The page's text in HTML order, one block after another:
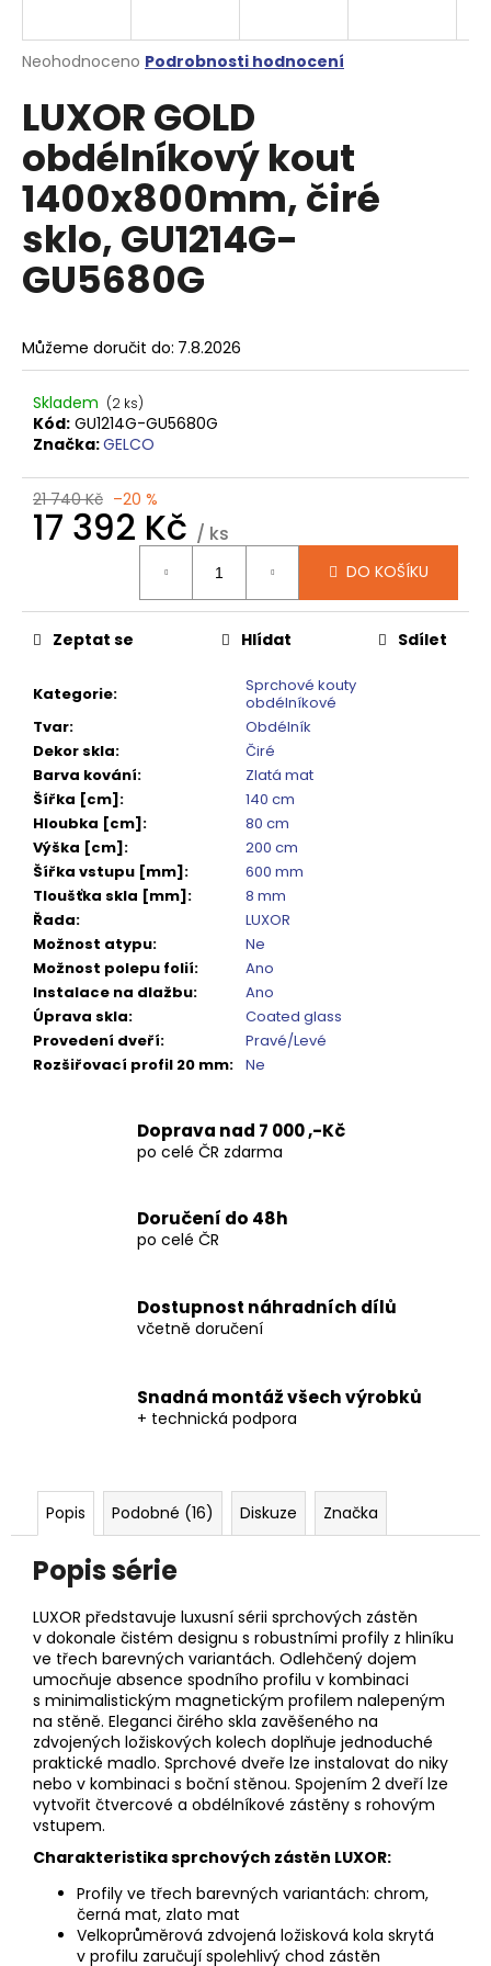
Průměrné
produktu
je
z
5
hvězdiček.
Neohodnoceno Podrobnosti hodnocení
LUXOR GOLD
obdélníkový kout
1400x800mm, čiré
sklo, GU1214G-
GU5680G
Můžeme doručit do: 7.8.2026
Skladem (2 ks)
Kód: GU1214G-GU5680G
Značka:GELCO
21 740 Kč –20 %
17 392 Kč / ks
DO KOŠÍKU
Kategorie:
Sprchové kouty
obdélníkové
Tvar:
Obdélník
Dekor skla:
Čiré
Barva kování:
Zlatá mat
Šířka [cm]:
140 cm
Hloubka [cm]:
80 cm
Výška [cm]:
200 cm
Šířka vstupu [mm]:
600 mm
Tloušťka skla [mm]:
8 mm
Řada:
LUXOR
Možnost atypu:
Ne
Možnost polepu folií:
Ano
Instalace na dlažbu:
Ano
Úprava skla:
Coated glass
Provedení dveří:
Pravé/Levé
Rozšiřovací profil 20 mm: Ne
Zeptat se Hlídat Sdílet
Doprava nad 7 000 ,-Kč
po celé ČR zdarma
Doručení do 48h
po celé ČR
Dostupnost náhradních dílů
včetně doručení
Snadná montáž všech výrobků
+ technická podpora
Popis Podobné (16) Diskuze Značka
Popis série
LUXOR představuje luxusní sérii sprchových zástěn
v dokonale čistém designu s robustními profily z hliníku
ve třech barevných variantách. Odlehčený dojem
umocňuje absence spodního profilu v kombinaci
s minimalistickým magnetickým profilem nalepeným
na stěně. Eleganci čirého skla zavěšeného na
zdvojených ložiskových kolech doplňuje jednoduché
praktické madlo. Sprchové dveře lze instalovat do niky
nebo v kombinaci s boční stěnou. Spojením 2 dveří lze
vytvořit čtvercové a obdélníkové zástěny s rohovým
vstupem.
Charakteristika sprchových zástěn LUXOR:
Profily ve třech barevných variantách: chrom,
černá mat, zlato mat
Velkoprůměrová zdvojená ložisková kola skrytá
v profilu zaručují spolehlivý chod zástěn
j
t
?
HLEDAT
D
o
p
o
u
č
u
e
SIMPLY
BLACK
ČTVRTKRUHOVÝ
SPRCHOVÝ
KOUT
900X900,
ČIRÉ
SKLO,
GS5590B
10
920
Kč
Původně:
13
650
Kč